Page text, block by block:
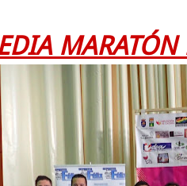
MARATÓN